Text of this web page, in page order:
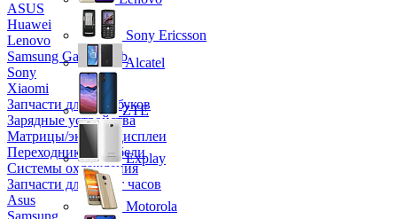
ASUS
Huawei
Lenovo
Samsung Galaxy Tab
Sony
Xiaomi
Запчасти для ноутбуков
Зарядные устройства
Матрицы/экраны/дисплеи
Переходники и кабели
Системы охлаждения
Запчасти для смарт часов
Asus
Samsung
Sony Ericsson
Alcatel
ZTE
Explay
Motorola